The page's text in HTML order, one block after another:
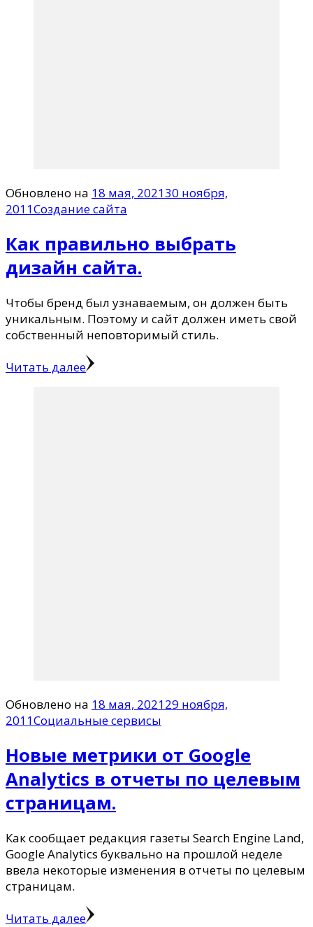
Обновлено на 18 мая, 202130 ноября,
2011Создание сайта
Как правильно выбрать
дизайн сайта.
Чтобы бренд был узнаваемым, он должен быть
уникальным. Поэтому и сайт должен иметь свой
собственный неповторимый стиль.
Читать далее
Обновлено на 18 мая, 202129 ноября,
2011Социальные сервисы
Новые метрики от Google
Analytics в отчеты по целевым
страницам.
Как сообщает редакция газеты Search Engine Land,
Google Analytics буквально на прошлой неделе
ввела некоторые изменения в отчеты по целевым
страницам.
Читать далее